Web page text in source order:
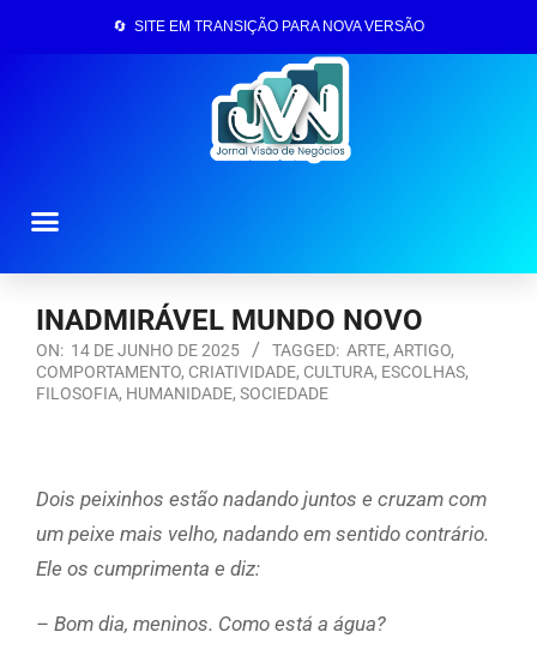
🔄 SITE EM TRANSIÇÃO PARA NOVA VERSÃO
INADMIRÁVEL MUNDO NOVO
ON: 14 DE JUNHO DE 2025 TAGGED: ARTE, ARTIGO,
COMPORTAMENTO, CRIATIVIDADE, CULTURA, ESCOLHAS,
FILOSOFIA, HUMANIDADE, SOCIEDADE
Dois peixinhos estão nadando juntos e cruzam com
um peixe mais velho, nadando em sentido contrário.
Ele os cumprimenta e diz:
– Bom dia, meninos. Como está a água?